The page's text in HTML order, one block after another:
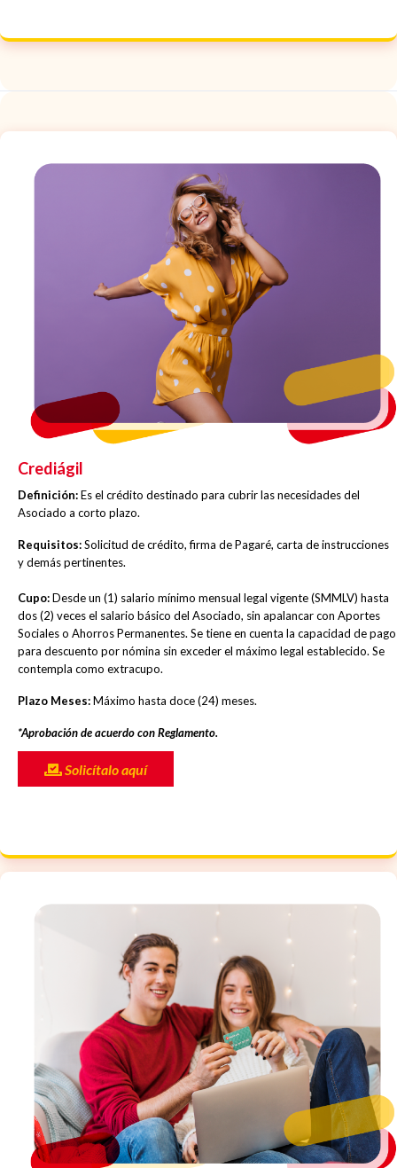
Crediágil
Definición:Es el crédito destinado para cubrir las necesidades del
Asociado a corto plazo.
Requisitos:Solicitud de crédito, firma de Pagaré, carta de instrucciones
y demás pertinentes.
Cupo:Desde un (1) salario mínimo mensual legal vigente (SMMLV) hasta
dos (2) veces el salario básico del Asociado, sin apalancar con Aportes
Sociales o Ahorros Permanentes. Se tiene en cuenta la capacidad de pago
para descuento por nómina sin exceder el máximo legal establecido. Se
contempla como extracupo.
Plazo Meses:Máximo hasta doce (24) meses.
*Aprobación de acuerdo con Reglamento.
Solicítalo aquí